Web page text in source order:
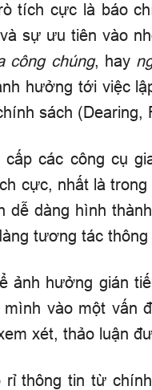
tích cực là báo
sự ưu tiên vào
công chúng, hay
hưởng tới việc
sách (Dearing,
cấp các công cụ
cực, nhất là
dễ dàng hình
tương tác
ảnh hưởng gián
vào một vấn
xét, thảo luận
thông tin từ